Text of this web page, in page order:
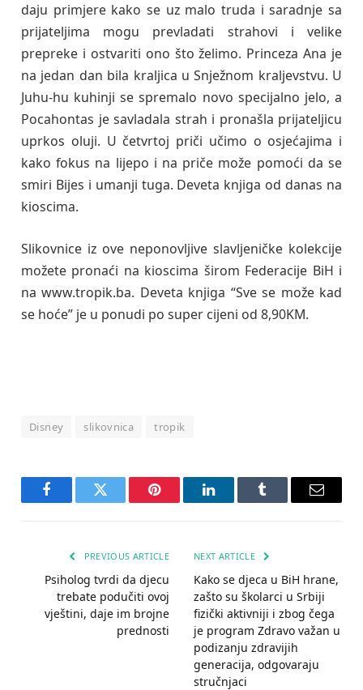
daju primjere kako se uz malo truda i saradnje sa
prijateljima mogu prevladati strahovi i velike
prepreke i ostvariti ono što želimo. Princeza Ana je
na jedan dan bila kraljica u Snježnom kraljevstvu. U
Juhu-hu kuhinji se spremalo novo specijalno jelo, a
Pocahontas je savladala strah i pronašla prijateljicu
uprkos oluji. U četvrtoj priči učimo o osjećajima i
kako fokus na lijepo i na priče može pomoći da se
smiri Bijes i umanji tuga. Deveta knjiga od danas na
kioscima.
Slikovnice iz ove neponovljive slavljeničke kolekcije
možete pronaći na kioscima širom Federacije BiH i
na www.tropik.ba. Deveta knjiga “Sve se može kad
se hoće” je u ponudi po super cijeni od 8,90KM.
Disney slikovnica tropik
FacebookTwitter Pinterest LinkedInTumblr Email
PREVIOUS ARTICLE
Psiholog tvrdi da djecu
trebate podučiti ovoj
vještini, daje im brojne
prednosti
NEXT ARTICLE
Kako se djeca u BiH hrane,
zašto su školarci u Srbiji
fizički aktivniji i zbog čega
je program Zdravo važan u
podizanju zdravijih
generacija, odgovaraju
stručnjaci